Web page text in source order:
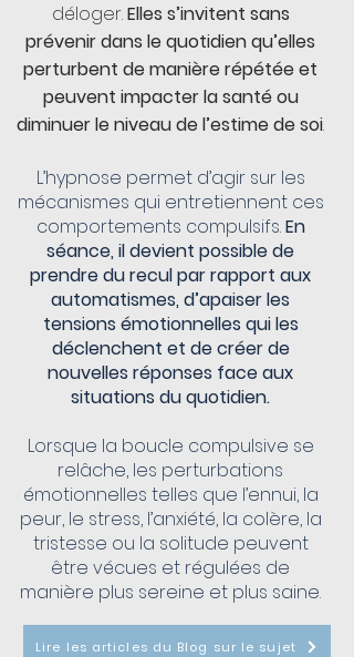
déloger.Elles s’invitent sans
prévenir dans le quotidien qu’elles
perturbent de manière répétée et
peuvent impacter la santé ou
diminuer le niveau de l’estime de soi.
L’hypnose permet d’agir sur les
mécanismes qui entretiennent ces
comportements compulsifs.En
séance, il devient possible de
prendre du recul par rapport aux
automatismes, d’apaiser les
tensions émotionnelles qui les
déclenchent et de créer de
nouvelles réponses face aux
situations du quotidien.
Lorsque la boucle compulsive se
relâche, les perturbations
émotionnelles telles que l’ennui, la
peur, le stress, l’anxiété, la colère, la
tristesse ou la solitude peuvent
être vécues et régulées de
manière plus sereine et plus saine.
Lire les articles du Blog sur le sujet